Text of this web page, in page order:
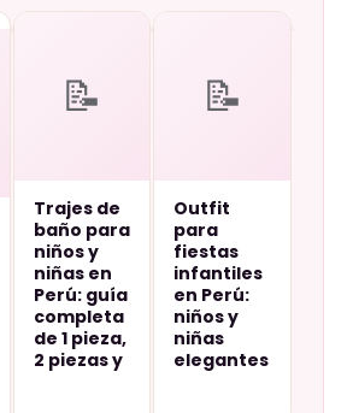
📝
Trajes de
baño para
niños y
niñas en
Perú: guía
completa
de 1 pieza,
2 piezas y
📝
Outfit
para
fiestas
infantiles
en Perú:
niños y
niñas
elegantes